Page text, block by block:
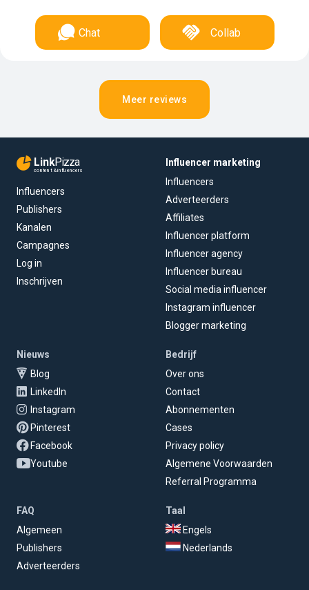
Chat Collab
Meer reviews
LinkPizza
content & influencers
Influencers
Publishers
Kanalen
Campagnes
Log in
Inschrijven
Influencer marketing
Influencers
Adverteerders
Affiliates
Influencer platform
Influencer agency
Influencer bureau
Social media influencer
Instagram influencer
Blogger marketing
Nieuws
Blog
LinkedIn
Instagram
Pinterest
Facebook
Youtube
Bedrijf
Over ons
Contact
Abonnementen
Cases
Privacy policy
Algemene Voorwaarden
Referral Programma
FAQ
Algemeen
Publishers
Adverteerders
Taal
Engels
Nederlands